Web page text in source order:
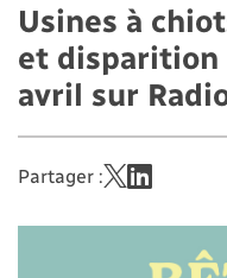
Usines à
et disparition
avril sur
Partager :